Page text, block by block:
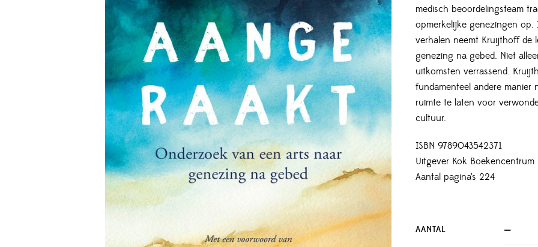
medisch beoordelingsteam
opmerkelijke genezingen
verhalen neemt Kruijthoff de
genezing na gebed. Niet
uitkomsten verrassend.
fundamenteel andere
ruimte te laten voor
cultuur.
ISBN 9789043542371
Uitgever Kok Boekencentrum
Aantal pagina’s 224
AANTAL